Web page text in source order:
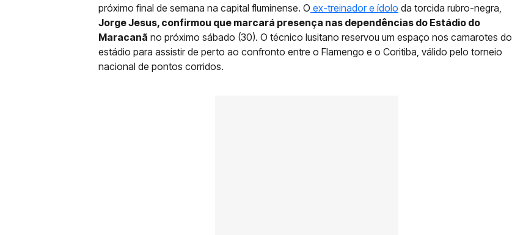
próximo final de semana na capital fluminense. O ex-treinador e ídolo da torcida rubro-negra,
Jorge Jesus, confirmou que marcará presença nas dependências do Estádio do
Maracanã no próximo sábado (30). O técnico lusitano reservou um espaço nos camarotes do
estádio para assistir de perto ao confronto entre o Flamengo e o Coritiba, válido pelo torneio
nacional de pontos corridos.